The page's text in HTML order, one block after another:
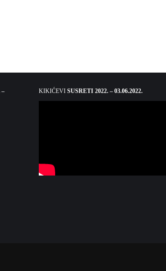
–
KIKIĆEVI SUSRETI 2022. – 03.06.2022.